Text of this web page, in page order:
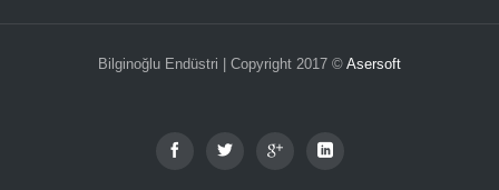
Bilginoğlu Endüstri | Copyright 2017 © Asersoft